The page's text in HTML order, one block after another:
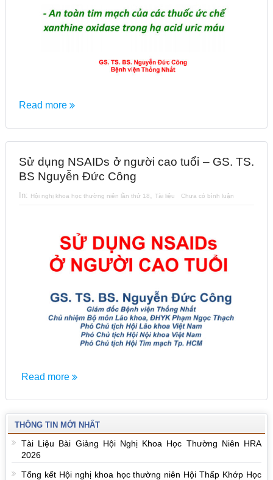
Read more
Sử dụng NSAIDs ở người cao tuổi – GS. TS.
BS Nguyễn Đức Công
In: Hội nghị khoa học thường niên lần thứ 18 Tài liệu Chưa có bình luận
Read more
THÔNG TIN MỚI NHẤT
Tài Liệu Bài Giảng Hội Nghị Khoa Học Thường Niên HRA
2026
Tổng kết Hội nghị khoa học thường niên Hội Thấp Khớp Học